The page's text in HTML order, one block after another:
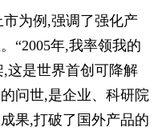
为例,强调了强化产
“2005年,我率领我的
这是世界首创可降解
问世,是企业、科研院
果,打破了国外产品的